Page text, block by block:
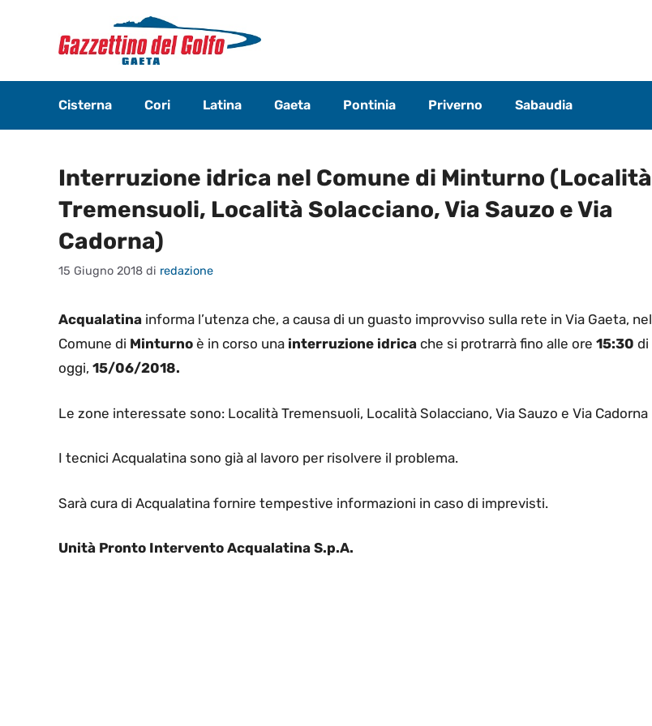
contenuto
Cisterna Cori Latina Gaeta Pontinia Priverno Sabaudia
Interruzione idrica nel Comune di Minturno (Località
Tremensuoli, Località Solacciano, Via Sauzo e Via
Cadorna)
15 Giugno 2018 di redazione
Acqualatina informa l’utenza che, a causa di un guasto improvviso sulla rete in Via Gaeta, nel
Comune di Minturno è in corso una interruzione idrica che si protrarrà fino alle ore 15:30 di
oggi, 15/06/2018.
Le zone interessate sono: Località Tremensuoli, Località Solacciano, Via Sauzo e Via Cadorna
I tecnici Acqualatina sono già al lavoro per risolvere il problema.
Sarà cura di Acqualatina fornire tempestive informazioni in caso di imprevisti.
Unità Pronto Intervento Acqualatina S.p.A.